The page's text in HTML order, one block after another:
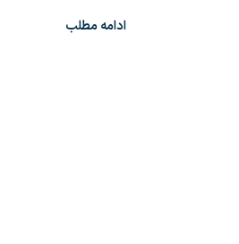
ادامه مطلب